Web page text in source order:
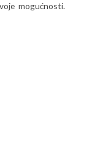
mogućnosti.